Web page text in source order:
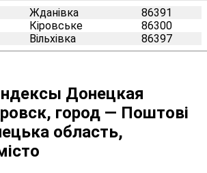
Жданівка
86391
Кіровське
86300
Вільхівка 86397
Донецкая
город — Поштові
область,